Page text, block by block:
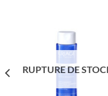
RUPTURE DE